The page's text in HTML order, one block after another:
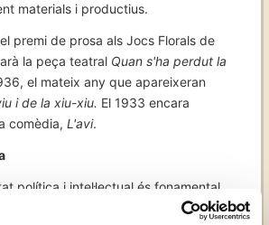
materials i productius.
premi de prosa als Jocs Florals de
la peça teatral Quan s'ha perdut la
el mateix any que apareixeran
i de la xiu-xiu. El 1933 encara
comèdia, L'avi.
política i intel·lectual és fonamental
republicà de la Figueres i de